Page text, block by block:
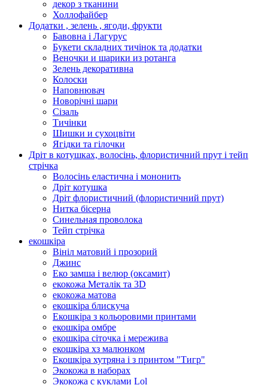
декор з тканини
Холлофайбер
Додатки , зелень , ягоди, фрукти
Бавовна і Лагурус
Букети складних тичінок та додатки
Веночки и шарики из ротанга
Зелень декоративна
Колоски
Наповнювач
Новорічні шари
Сізаль
Тичінки
Шишки и сухоцвіти
Ягідки та гілочки
Дріт в котушках, волосінь, флористичний прут і тейп
стрічка
Волосінь еластична і мононить
Дріт котушка
Дріт флористичний (флористичний прут)
Нитка бісерна
Синельная проволока
Тейп стрічка
екошкіра
Вініл матовий і прозорий
Джинс
Еко замша і велюр (оксамит)
екокожа Металік та 3D
екокожа матова
екошкіра блискуча
Екошкіра з кольоровими принтами
екошкіра омбре
екошкіра сіточка і мережива
екошкіра хз малюнком
Екошкіра хутряна і з принтом "Тигр"
Экокожа в наборах
Экокожа с куклами Lol